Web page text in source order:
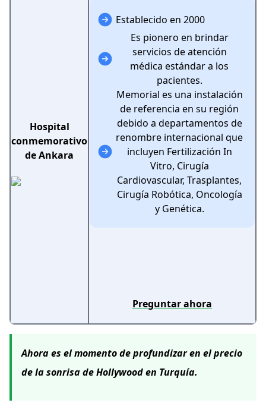
Hospital
conmemorativo
de Ankara
Establecido en 2000
Es pionero en brindar
servicios de atención
médica estándar a los
pacientes.
Memorial es una instalación
de referencia en su región
debido a departamentos de
renombre internacional que
incluyen Fertilización In
Vitro, Cirugía
Cardiovascular, Trasplantes,
Cirugía Robótica, Oncología
y Genética.
Preguntar ahora
Ahora es el momento de profundizar en el precio
de la sonrisa de Hollywood en Turquía.